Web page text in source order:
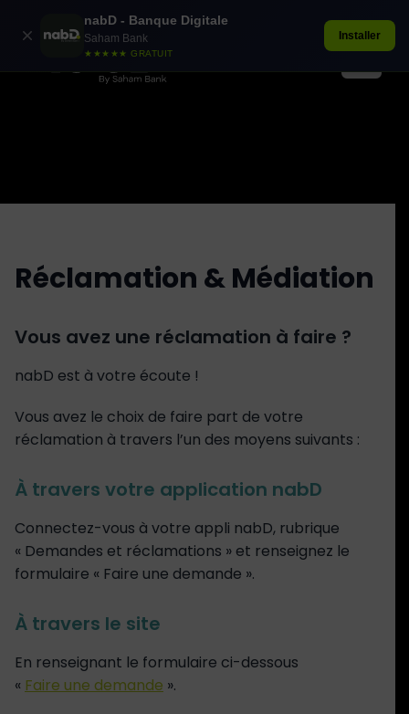
nabD - Banque Digitale
Saham Bank
★★★★★ GRATUIT
Installer
nabD – Banque digitale
Réclamation & Médiation
Vous avez une réclamation à faire ?
nabD est à votre écoute !
Vous avez le choix de faire part de votre
réclamation à travers l’un des moyens suivants :
À travers votre application nabD
Connectez-vous à votre appli nabD, rubrique
« Demandes et réclamations » et renseignez le
formulaire « Faire une demande ».
À travers le site
En renseignant le formulaire ci-dessous
« Faire une demande ».